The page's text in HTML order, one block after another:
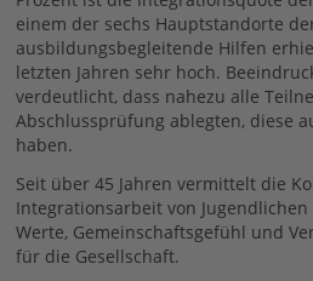
einem der sechs Hauptstandorte
ausbildungsbegleitende Hilfen
letzten Jahren sehr hoch.
verdeutlicht, dass nahezu alle
Abschlussprüfung ablegten, diese
haben.
Seit über 45 Jahren vermittelt die
Integrationsarbeit von
Werte, Gemeinschaftsgefühl und
für die Gesellschaft.